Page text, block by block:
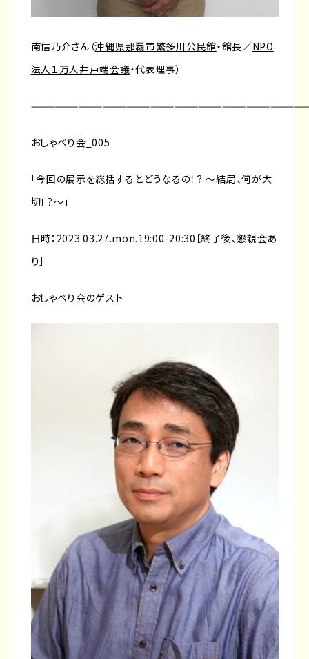
南信乃介さん（沖縄県那覇市繁多川公民館・館長／NPO
法人１万人井戸端会議・代表理事）
おしゃべり会_005
「今回の展示を総括するとどうなるの！？ 〜結局、何が大
切！？〜」
日時：2023.03.27.mon.19:00-20:30［終了後、懇親会あ
り］
おしゃべり会のゲスト